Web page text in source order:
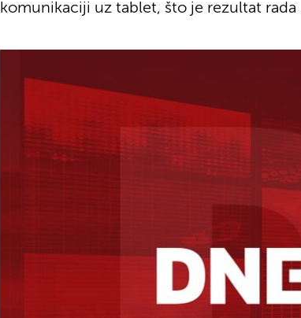
komunikaciji uz tablet, što je rezultat rada